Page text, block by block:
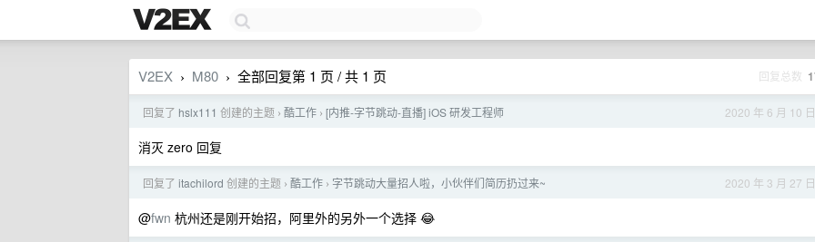
V2EX › M80 › 全部回复第 1 页 / 共 1 页 回复总数
2020 年 6 月 10 日
回复了 hslx111 创建的主题 › 酷工作 › [内推-字节跳动-直播] iOS 研发工程师
消灭 zero 回复
2020 年 3 月 27 日
回复了 itachilord 创建的主题 › 酷工作 › 字节跳动大量招人啦，小伙伴们简历扔过来~
@fwn 杭州还是刚开始招，阿里外的另外一个选择 😂